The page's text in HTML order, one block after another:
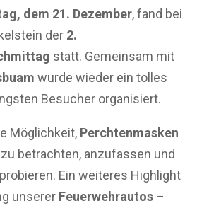
dem 21. Dezember, fand bei
der 2.
statt. Gemeinsam mit
wurde wieder ein tolles
Besucher organisiert.
Möglichkeit, Perchtenmasken
betrachten, anzufassen und
Ein weiteres Highlight
unserer Feuerwehrautos –